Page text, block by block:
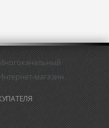
магазин